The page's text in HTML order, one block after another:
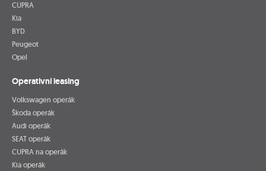
CUPRA
Kia
BYD
Peugeot
Opel
Operativní leasing
Volkswagen operák
Škoda operák
Audi operák
SEAT operák
CUPRA na operák
Kia operák